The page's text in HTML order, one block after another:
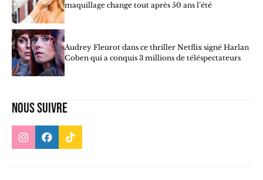
maquillage change tout après 50 ans l’été
Audrey Fleurot dans ce thriller Netflix signé Harlan
Coben qui a conquis 3 millions de téléspectateurs
Nous suivre